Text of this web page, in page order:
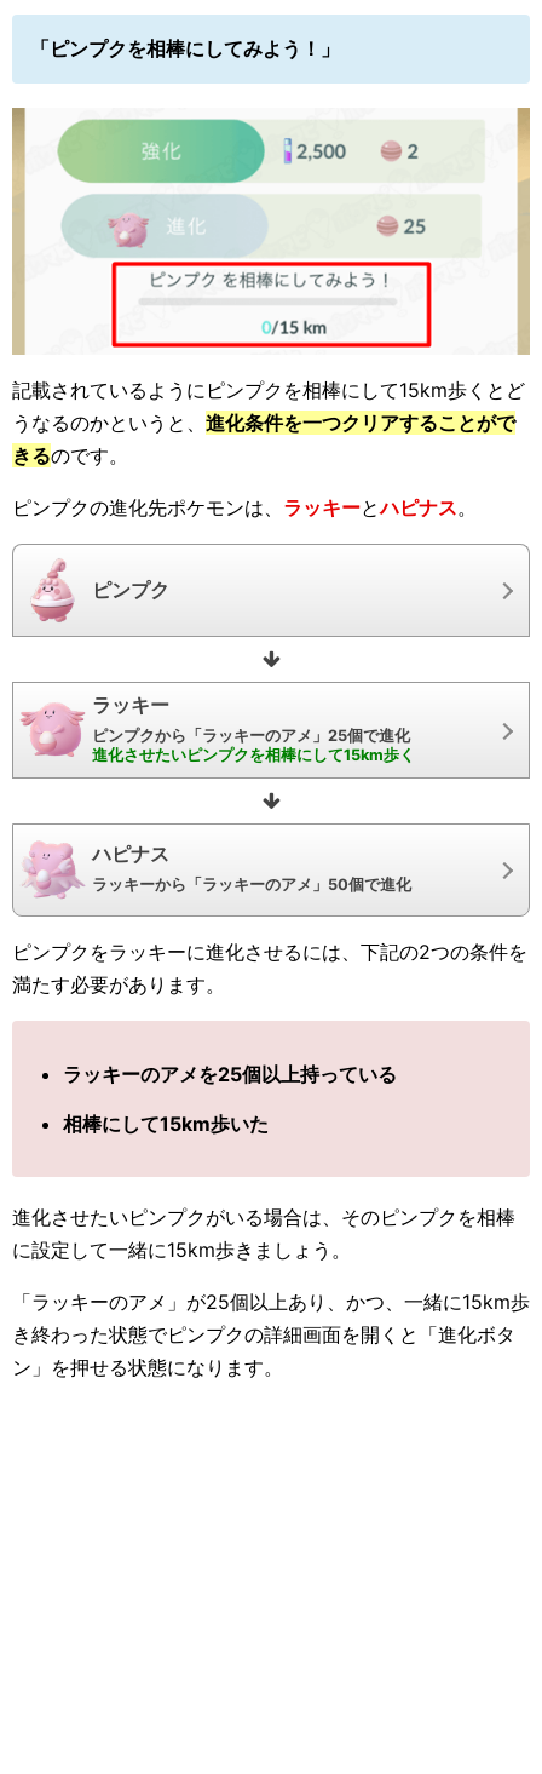
「ピンプクを相棒にしてみよう！」
記載されているようにピンプクを相棒にして15km歩くとど
うなるのかというと、 進化条件を一つクリアすることがで
きるのです。
ピンプクの進化先ポケモンは、 ラッキーとハピナス。
ピンプク
ラッキー
ピンプクから「ラッキーのアメ」25個で進化
進化させたいピンプクを相棒にして15km歩く
ハピナス
ラッキーから「ラッキーのアメ」50個で進化
ピンプクをラッキーに進化させるには、下記の2つの条件を
満たす必要があります。
ラッキーのアメを25個以上持っている
相棒にして15km歩いた
進化させたいピンプクがいる場合は、そのピンプクを相棒
に設定して一緒に15km歩きましょう。
「ラッキーのアメ」が25個以上あり、かつ、一緒に15km歩
き終わった状態でピンプクの詳細画面を開くと「進化ボタ
ン」を押せる状態になります。